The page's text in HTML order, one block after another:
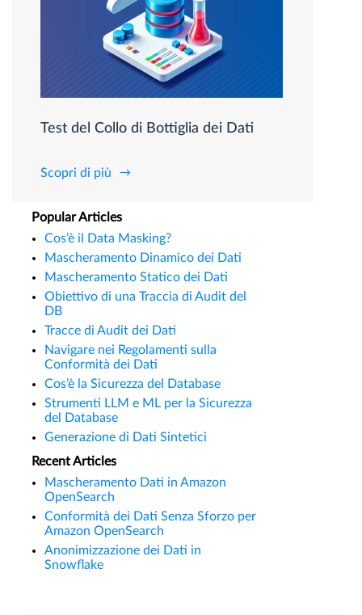
Test del Collo di Bottiglia dei Dati
Scopri di più
Popular Articles
Cos’è il Data Masking?
Mascheramento Dinamico dei Dati
Mascheramento Statico dei Dati
Obiettivo di una Traccia di Audit del
DB
Tracce di Audit dei Dati
Navigare nei Regolamenti sulla
Conformità dei Dati
Cos’è la Sicurezza del Database
Strumenti LLM e ML per la Sicurezza
del Database
Generazione di Dati Sintetici
Recent Articles
Mascheramento Dati in Amazon
OpenSearch
Conformità dei Dati Senza Sforzo per
Amazon OpenSearch
Anonimizzazione dei Dati in
Snowflake